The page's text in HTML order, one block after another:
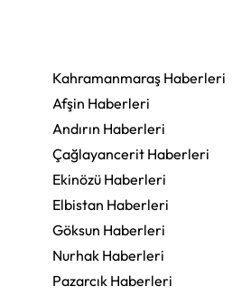
Kahramanmaraş Haberleri
Afşin Haberleri
Andırın Haberleri
Çağlayancerit Haberleri
Ekinözü Haberleri
Elbistan Haberleri
Göksun Haberleri
Nurhak Haberleri
Pazarcık Haberleri